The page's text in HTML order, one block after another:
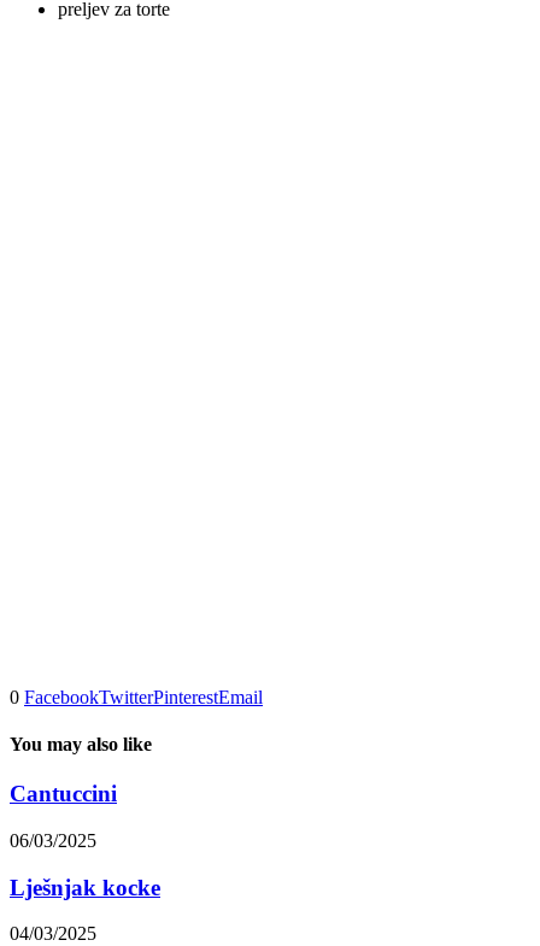
preljev za torte
0 FacebookTwitterPinterestEmail
You may also like
Cantuccini
06/03/2025
Lješnjak kocke
04/03/2025